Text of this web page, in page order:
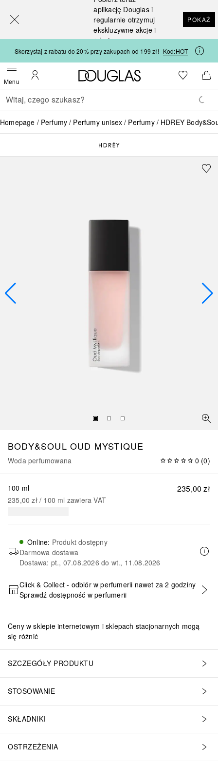
aplikację Douglas i
regularnie otrzymuj
ekskluzywne akcje i
rabaty
POKAŻ
Skorzystaj z rabatu do 20% przy zakupach od 199 zł! Kod:HOT
MenuOtwórz menuMoje konto
Strona główna Douglas
Do listyDo
Wracać
Wykonaj wyszukiwanie
Homepage Perfumy Perfumy unisex Perfumy HDREY
BODY&SOUL OUD MYSTIQUE
Woda perfumowana 0 (0)
235,00 zł
100 ml
235,00 zł / 100 ml zawiera VAT
Online: Produkt dostępny
Darmowa dostawa
Dostawa: pt., 07.08.2026 do wt., 11.08.2026
DODAJ DO KOSZYKA
Click & Collect - odbiór w perfumerii nawet za 2 godziny
Sprawdź dostępność w perfumerii
Ceny w sklepie internetowym i sklepach stacjonarnych mogą
się różnić
SZCZEGÓŁY PRODUKTU
STOSOWANIE
SKŁADNIKI
OSTRZEŻENIA
[navigation.slideout.screenreader]